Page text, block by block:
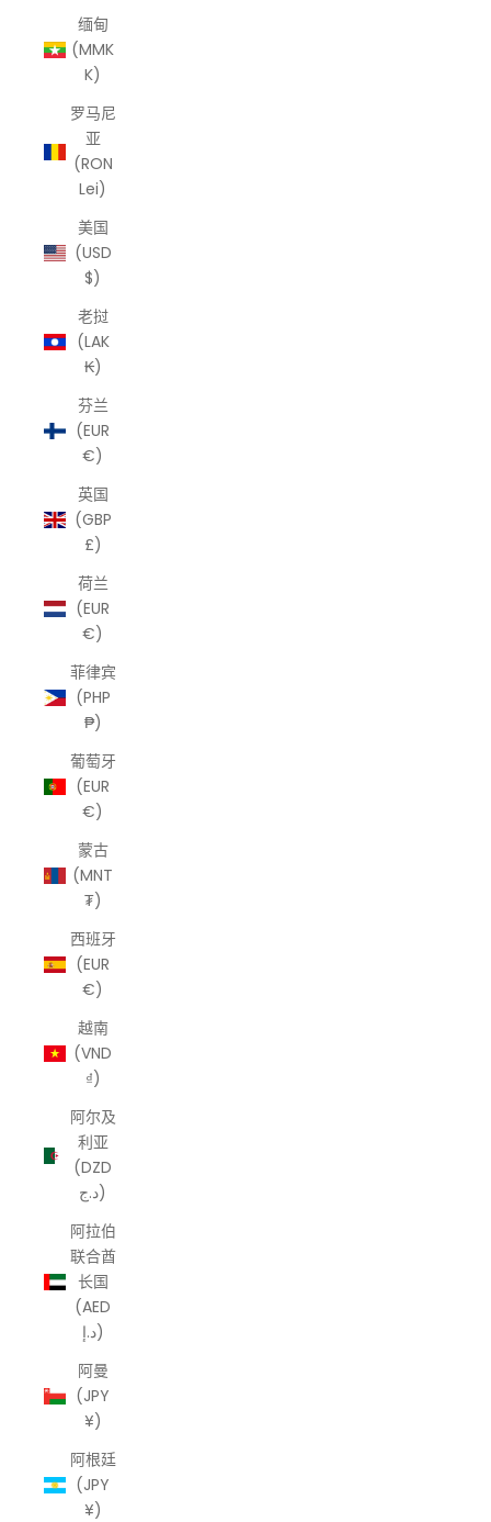
缅甸
(MMK
K)
罗马尼
亚
(RON
Lei)
美国
(USD
$)
老挝
(LAK
₭)
芬兰
(EUR
€)
英国
(GBP
£)
荷兰
(EUR
€)
菲律宾
(PHP
₱)
葡萄牙
(EUR
€)
蒙古
(MNT
₮)
西班牙
(EUR
€)
越南
(VND
₫)
阿尔及
利亚
(DZD
د.ج)
阿拉伯
联合酋
长国
(AED
د.إ)
阿曼
(JPY
¥)
阿根廷
(JPY
¥)